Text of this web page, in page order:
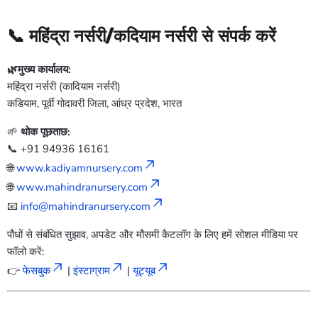
📞महिंद्रा नर्सरी/कदियाम नर्सरी से संपर्क करें
🌿मुख्य कार्यालय:
महिंद्रा नर्सरी (कादियाम नर्सरी)
कडियाम, पूर्वी गोदावरी जिला, आंध्र प्रदेश, भारत
🌱 थोक पूछताछ:
📞 +91 94936 16161
🌐www.kadiyamnursery.com
🌐www.mahindranursery.com
📧 info@mahindranursery.com
पौधों से संबंधित सुझाव, अपडेट और मौसमी कैटलॉग के लिए हमें सोशल मीडिया पर
फॉलो करें:
👉फेसबुक |इंस्टाग्राम |यूट्यूब